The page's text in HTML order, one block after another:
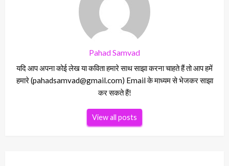
Pahad Samvad
यदि आप अपना कोई लेख या कविता हमारे साथ साझा करना चाहते हैं तो आप हमें
हमारे (pahadsamvad@gmail.com) Email के माध्यम से भेजकर साझा
कर सकते हैं!
View all posts